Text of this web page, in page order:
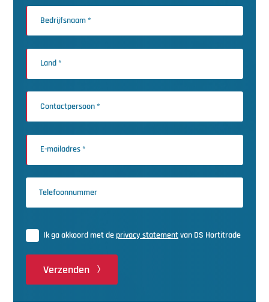
Ik ga akkoord met deprivacy statementvan DS Hortitrade
Verzenden